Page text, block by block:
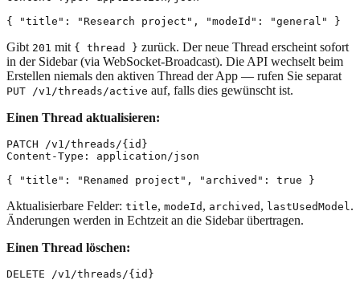
Gibt 201 mit { thread } zurück. Der neue Thread erscheint sofort
in der Sidebar (via WebSocket-Broadcast). Die API wechselt beim
Erstellen niemals den aktiven Thread der App — rufen Sie separat
PUT /v1/threads/active auf, falls dies gewünscht ist.
Einen Thread aktualisieren:
PATCH /v1/threads/{id}
Content-Type: application/json
Aktualisierbare Felder: title, modeId , archived , lastUsedModel.
Änderungen werden in Echtzeit an die Sidebar übertragen.
Einen Thread löschen: